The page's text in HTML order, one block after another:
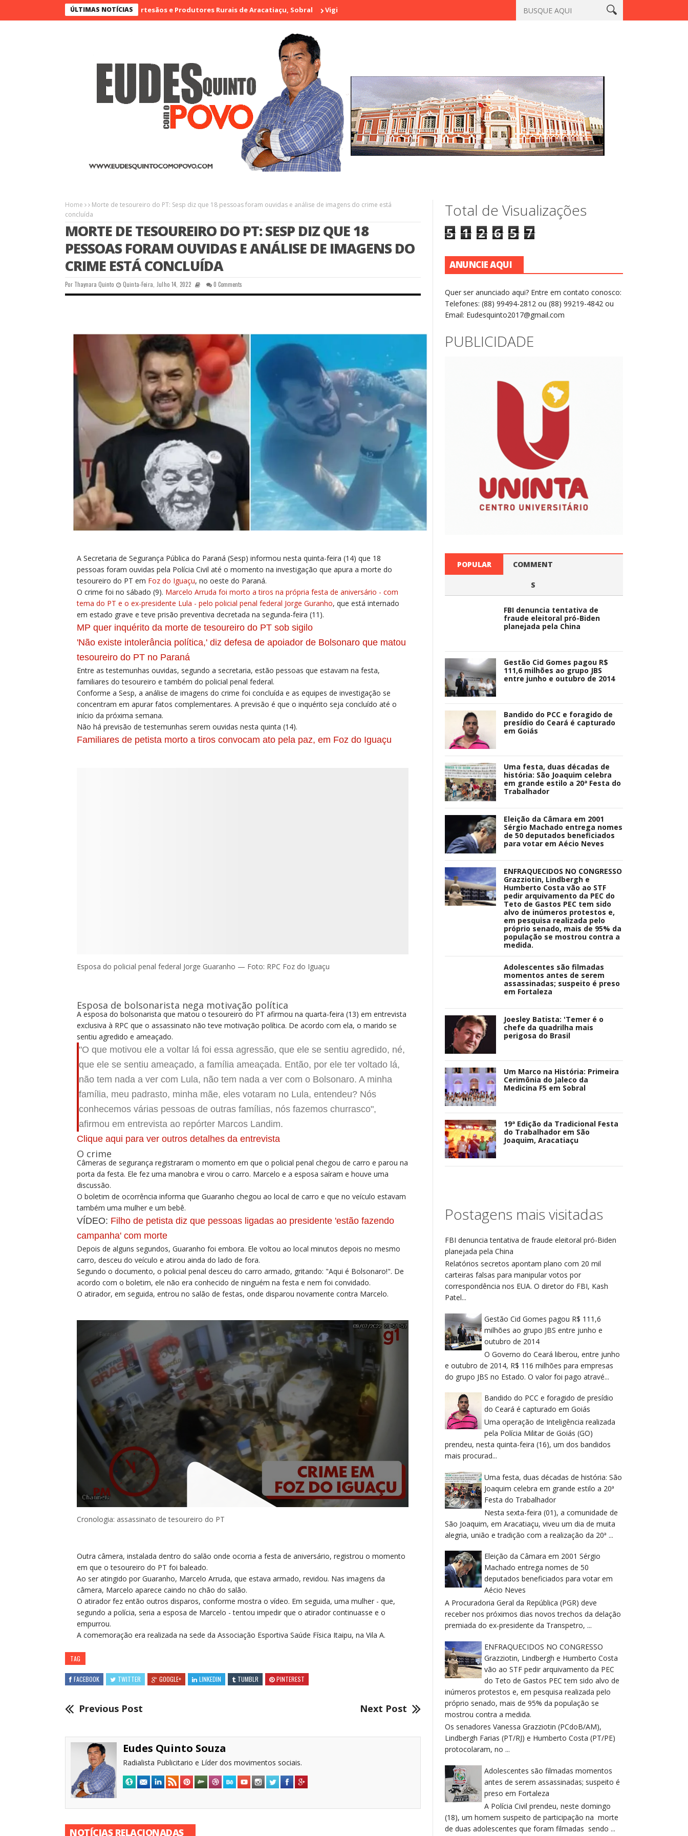
ÚLTIMAS NOTÍCIAS
Destaque na I Feira de Artesãos e Produtores Rurais de Aracatiaçu, Sobral Vigilante é morto a tiros em laboratório no centro de Sobral Homem que matou a professora Aila Pinto Cardoso
Home
Morte de tesoureiro do PT: Sesp diz que 18 pessoas foram ouvidas e análise de imagens do crime está
concluída
MORTE DE TESOUREIRO DO PT: SESP DIZ QUE 18
PESSOAS FORAM OUVIDAS E ANÁLISE DE IMAGENS DO
CRIME ESTÁ CONCLUÍDA
Por Thaynara Quinto Quinta-Feira, Julho 14, 2022 0 Comments
A Secretaria de Segurança Pública do Paraná (Sesp) informou nesta quinta-feira (14) que 18
pessoas foram ouvidas pela Polícia Civil até o momento na investigação que apura a morte do
tesoureiro do PT em Foz do Iguaçu, no oeste do Paraná.
O crime foi no sábado (9). Marcelo Arruda foi morto a tiros na própria festa de aniversário - com
tema do PT e o ex-presidente Lula - pelo policial penal federal Jorge Guranho, que está internado
em estado grave e teve prisão preventiva decretada na segunda-feira (11).
MP quer inquérito da morte de tesoureiro do PT sob sigilo
'Não existe intolerância política,' diz defesa de apoiador de Bolsonaro que matou
tesoureiro do PT no Paraná
Entre as testemunhas ouvidas, segundo a secretaria, estão pessoas que estavam na festa,
familiares do tesoureiro e também do policial penal federal.
Conforme a Sesp, a análise de imagens do crime foi concluída e as equipes de investigação se
concentram em apurar fatos complementares. A previsão é que o inquérito seja concluído até o
início da próxima semana.
Não há previsão de testemunhas serem ouvidas nesta quinta (14).
Familiares de petista morto a tiros convocam ato pela paz, em Foz do Iguaçu
Esposa do policial penal federal Jorge Guaranho — Foto: RPC Foz do Iguaçu
Esposa de bolsonarista nega motivação política
A esposa do bolsonarista que matou o tesoureiro do PT afirmou na quarta-feira (13) em entrevista
exclusiva à RPCque o assassinato não teve motivação política. De acordo com ela, o marido se
sentiu agredido e ameaçado.
"O que motivou ele a voltar lá foi essa agressão, que ele se sentiu agredido, né,
que ele se sentiu ameaçado, a família ameaçada. Então, por ele ter voltado lá,
não tem nada a ver com Lula, não tem nada a ver com o Bolsonaro. A minha
família, meu padrasto, minha mãe, eles votaram no Lula, entendeu? Nós
conhecemos várias pessoas de outras famílias, nós fazemos churrasco",
afirmou em entrevista ao repórter Marcos Landim.
Clique aqui para ver outros detalhes da entrevista
O crime
Câmeras de segurança registraram o momento em que o policial penal chegou de carro e parou na
porta da festa. Ele fez uma manobra e virou o carro. Marcelo e a esposa saíram e houve uma
discussão.
O boletim de ocorrência informa que Guaranho chegou ao local de carro e que no veículo estavam
também uma mulher e um bebê.
VÍDEO: Filho de petista diz que pessoas ligadas ao presidente 'estão fazendo
campanha' com morte
Depois de alguns segundos, Guaranho foi embora. Ele voltou ao local minutos depois no mesmo
carro, desceu do veículo e atirou ainda do lado de fora.
Segundo o documento, o policial penal desceu do carro armado, gritando: "Aqui é Bolsonaro!". De
acordo com o boletim, ele não era conhecido de ninguém na festa e nem foi convidado.
O atirador, em seguida, entrou no salão de festas, onde disparou novamente contra Marcelo.
Cronologia: assassinato de tesoureiro do PT
Outra câmera, instalada dentro do salão onde ocorria a festa de aniversário, registrou o momento
em que o tesoureiro do PT foi baleado.
Ao ser atingido por Guaranho, Marcelo Arruda, que estava armado, revidou. Nas imagens da
câmera, Marcelo aparece caindo no chão do salão.
O atirador fez então outros disparos, conforme mostra o vídeo. Em seguida, uma mulher - que,
segundo a polícia, seria a esposa de Marcelo - tentou impedir que o atirador continuasse e o
empurrou.
A comemoração era realizada na sede da Associação Esportiva Saúde Física Itaipu, na Vila A.
TAG
FACEBOOK TWITTER GOOGLE+ LINKEDIN TUMBLR PINTEREST
Previous Post Next Post
Eudes Quinto Souza
Radialista Publicitario e Líder dos movimentos sociais.
NOTÍCIAS RELACIONADAS
Total de Visualizações
5 1 2 6 5 7
ANUNCIE AQUI
Quer ser anunciado aqui? Entre em contato conosco:
Telefones: (88) 99494-2812 ou (88) 99219-4842 ou
Email: Eudesquinto2017@gmail.com
PUBLICIDADE
POPULAR COMMENT
S
FBI denuncia tentativa de
fraude eleitoral pró-Biden
planejada pela China
Gestão Cid Gomes pagou R$
111,6 milhões ao grupo JBS
entre junho e outubro de 2014
Bandido do PCC e foragido de
presídio do Ceará é capturado
em Goiás
Uma festa, duas décadas de
história: São Joaquim celebra
em grande estilo a 20ª Festa do
Trabalhador
Eleição da Câmara em 2001
Sérgio Machado entrega nomes
de 50 deputados beneficiados
para votar em Aécio Neves
ENFRAQUECIDOS NO CONGRESSO
Grazziotin, Lindbergh e
Humberto Costa vão ao STF
pedir arquivamento da PEC do
Teto de Gastos PEC tem sido
alvo de inúmeros protestos e,
em pesquisa realizada pelo
próprio senado, mais de 95% da
população se mostrou contra a
medida.
Adolescentes são filmadas
momentos antes de serem
assassinadas; suspeito é preso
em Fortaleza
Joesley Batista: 'Temer é o
chefe da quadrilha mais
perigosa do Brasil
Um Marco na História: Primeira
Cerimônia do Jaleco da
Medicina F5 em Sobral
19ª Edição da Tradicional Festa
do Trabalhador em São
Joaquim, Aracatiaçu
Postagens mais visitadas
FBI denuncia tentativa de fraude eleitoral pró-Biden
planejada pela China
Relatórios secretos apontam plano com 20 mil
carteiras falsas para manipular votos por
correspondência nos EUA. O diretor do FBI, Kash
Patel...
Gestão Cid Gomes pagou R$ 111,6
milhões ao grupo JBS entre junho e
outubro de 2014
O Governo do Ceará liberou, entre junho
e outubro de 2014, R$ 116 milhões para empresas
do grupo JBS no Estado. O valor foi pago atravé...
Bandido do PCC e foragido de presídio
do Ceará é capturado em Goiás
Uma operação de Inteligência realizada
pela Polícia Militar de Goiás (GO)
prendeu, nesta quinta-feira (16), um dos bandidos
mais procurad...
Uma festa, duas décadas de história: São
Joaquim celebra em grande estilo a 20ª
Festa do Trabalhador
Nesta sexta-feira (01), a comunidade de
São Joaquim, em Aracatiaçu, viveu um dia de muita
alegria, união e tradição com a realização da 20ª ...
Eleição da Câmara em 2001 Sérgio
Machado entrega nomes de 50
deputados beneficiados para votar em
Aécio Neves
A Procuradoria Geral da República (PGR) deve
receber nos próximos dias novos trechos da delação
premiada do ex-presidente da Transpetro, ...
ENFRAQUECIDOS NO CONGRESSO
Grazziotin, Lindbergh e Humberto Costa
vão ao STF pedir arquivamento da PEC
do Teto de Gastos PEC tem sido alvo de
inúmeros protestos e, em pesquisa realizada pelo
próprio senado, mais de 95% da população se
mostrou contra a medida.
Os senadores Vanessa Grazziotin (PCdoB/AM),
Lindbergh Farias (PT/RJ) e Humberto Costa (PT/PE)
protocolaram, no ...
Adolescentes são filmadas momentos
antes de serem assassinadas; suspeito é
preso em Fortaleza
A Polícia Civil prendeu, neste domingo
(18), um homem suspeito de participação na morte
de duas adolescentes que foram filmadas sendo ...